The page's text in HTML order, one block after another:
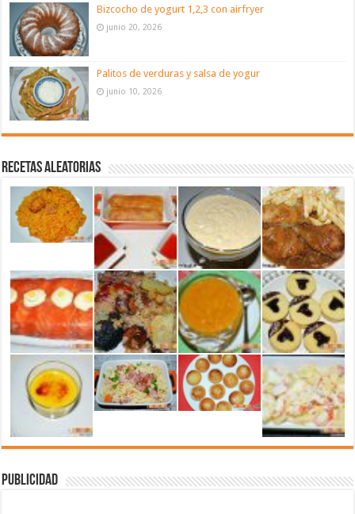
Bizcocho de yogurt 1,2,3 con airfryer
junio 20, 2026
Palitos de verduras y salsa de yogur
junio 10, 2026
Recetas aleatorias
Publicidad